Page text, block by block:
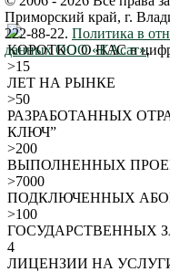
КОРОТКО О НАСв
>15
ЛЕТ НА РЫНКЕ
>50
РАЗРАБОТАННЫХ
КЛЮЧ”
>200
ВЫПОЛНЕННЫХ
>7000
ПОДКЛЮЧЕННЫХ
>100
ГОСУДАРСТВЕННЫХ
4
ЛИЦЕНЗИИ НА
Приморский край, г.
222-88-22. Политика в
данных ООО «КАсат».